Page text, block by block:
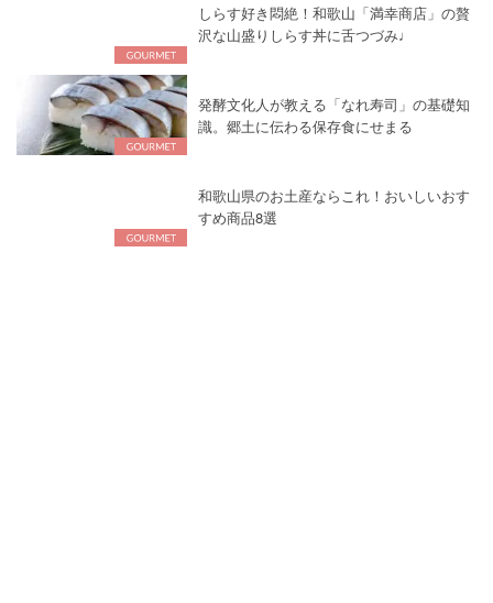
しらす好き悶絶！和歌山「満幸商店」の贅
沢な山盛りしらす丼に舌つづみ♩
発酵文化人が教える「なれ寿司」の基礎知
識。郷土に伝わる保存食にせまる
和歌山県のお土産ならこれ！おいしいおす
すめ商品8選